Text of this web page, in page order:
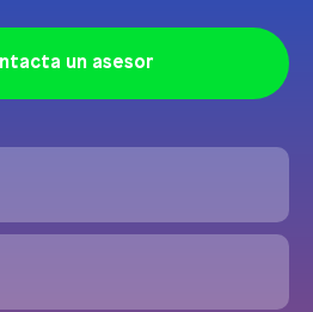
un asesor